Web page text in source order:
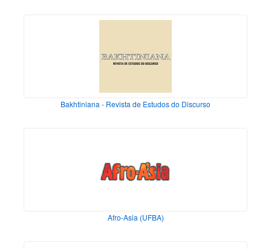
Bakhtiniana - Revista de Estudos do Discurso
Afro-Asia (UFBA)